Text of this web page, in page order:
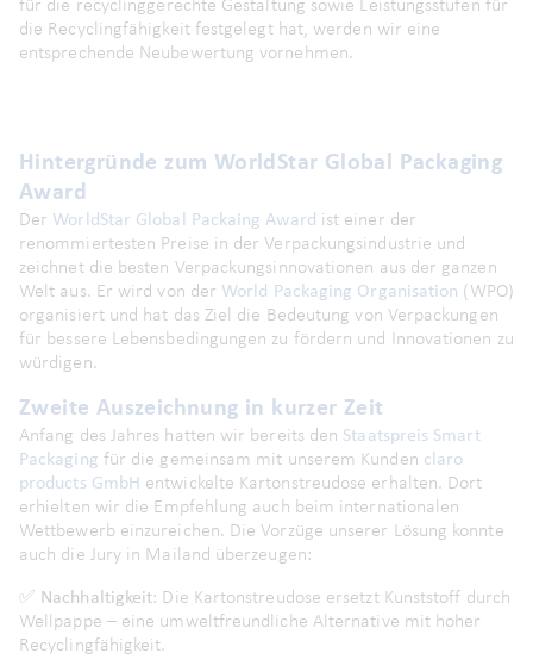
für die recyclinggerechte Gestaltung sowie Leistungsstufen für
die Recyclingfähigkeit festgelegt hat, werden wir eine
entsprechende Neubewertung vornehmen.
Hintergründe zum WorldStar Global Packaging
Award
Der WorldStar Global Packaing Award ist einer der
renommiertesten Preise in der Verpackungsindustrie und
zeichnet die besten Verpackungsinnovationen aus der ganzen
Welt aus. Er wird von der World Packaging Organisation (WPO)
organisiert und hat das Ziel die Bedeutung von Verpackungen
für bessere Lebensbedingungen zu fördern und Innovationen zu
würdigen.
Zweite Auszeichnung in kurzer Zeit
Anfang des Jahres hatten wir bereits den Staatspreis Smart
Packaging für die gemeinsam mit unserem Kunden claro
products GmbH entwickelte Kartonstreudose erhalten. Dort
erhielten wir die Empfehlung auch beim internationalen
Wettbewerb einzureichen. Die Vorzüge unserer Lösung konnte
auch die Jury in Mailand überzeugen:
✅ Nachhaltigkeit: Die Kartonstreudose ersetzt Kunststoff durch
Wellpappe – eine umweltfreundliche Alternative mit hoher
Recyclingfähigkeit.